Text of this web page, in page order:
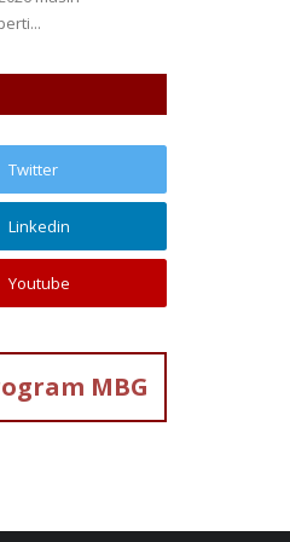
Twitter
Linkedin
Youtube
MBG